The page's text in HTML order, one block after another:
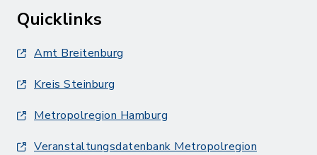
Quicklinks
Amt Breitenburg
Kreis Steinburg
Metropolregion Hamburg
Veranstaltungsdatenbank Metropolregion